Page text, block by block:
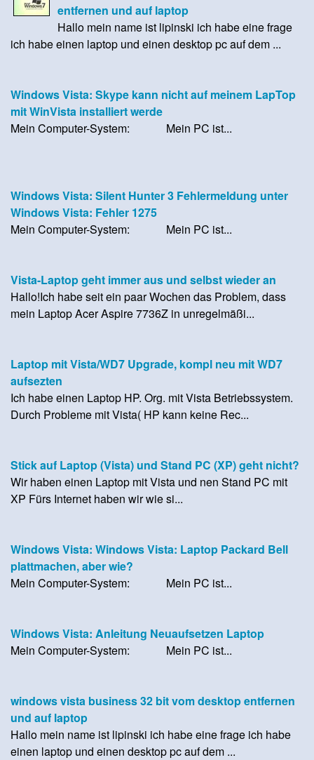
entfernen und auf laptop
Hallo mein name ist lipinski ich habe eine frage
ich habe einen laptop und einen desktop pc auf dem ...
Windows Vista: Skype kann nicht auf meinem LapTop
mit WinVista installiert werde
Mein Computer-System: Mein PC ist...
Windows Vista: Silent Hunter 3 Fehlermeldung unter
Windows Vista: Fehler 1275
Mein Computer-System: Mein PC ist...
Vista-Laptop geht immer aus und selbst wieder an
Hallo!Ich habe seit ein paar Wochen das Problem, dass
mein Laptop Acer Aspire 7736Z in unregelmäßi...
Laptop mit Vista/WD7 Upgrade, kompl neu mit WD7
aufsezten
Ich habe einen Laptop HP. Org. mit Vista Betriebssystem.
Durch Probleme mit Vista( HP kann keine Rec...
Stick auf Laptop (Vista) und Stand PC (XP) geht nicht?
Wir haben einen Laptop mit Vista und nen Stand PC mit
XP Fürs Internet haben wir wie si...
Windows Vista: Windows Vista: Laptop Packard Bell
plattmachen, aber wie?
Mein Computer-System: Mein PC ist...
Windows Vista: Anleitung Neuaufsetzen Laptop
Mein Computer-System: Mein PC ist...
windows vista business 32 bit vom desktop entfernen
und auf laptop
Hallo mein name ist lipinski ich habe eine frage ich habe
einen laptop und einen desktop pc auf dem ...